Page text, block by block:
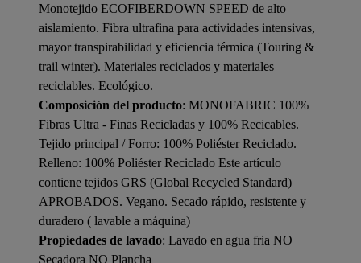
Monotejido ECOFIBERDOWN SPEED de alto
aislamiento. Fibra ultrafina para actividades intensivas,
mayor transpirabilidad y eficiencia térmica (Touring &
trail winter). Materiales reciclados y materiales
reciclables. Ecológico.
Composición del producto: MONOFABRIC 100%
Fibras Ultra - Finas Recicladas y 100% Recicables.
Tejido principal / Forro: 100% Poliéster Reciclado.
Relleno: 100% Poliéster Reciclado Este artículo
contiene tejidos GRS (Global Recycled Standard)
APROBADOS. Vegano. Secado rápido, resistente y
duradero ( lavable a máquina)
Propiedades de lavado: Lavado en agua fria NO
Secadora NO Plancha